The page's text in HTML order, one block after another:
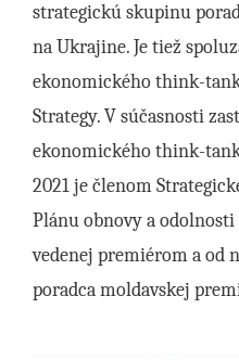
strategickú skupinu
na Ukrajine. Je tiež
ekonomického think-
Strategy. V súčasnosti
ekonomického think-
2021 je členom
Plánu obnovy a
vedenej premiérom a od
poradca moldavskej